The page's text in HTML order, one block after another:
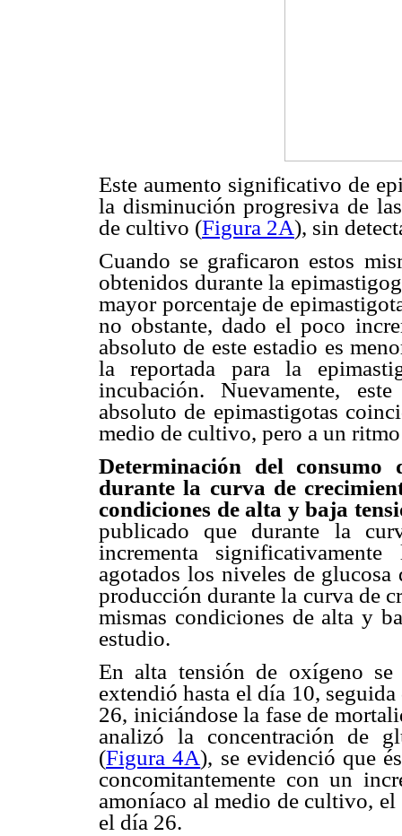
Este aumento significativo de
la disminución progresiva de
de cultivo (Figura 2A), sin
Cuando se graficaron estos
obtenidos durante la
mayor porcentaje de
no obstante, dado el poco
absoluto de este estadio es
la reportada para la
incubación. Nuevamente,
absoluto de epimastigotas
medio de cultivo, pero a un
Determinación del
durante la curva de
condiciones de alta y baja
publicado que durante la
incrementa
agotados los niveles de
producción durante la curva de
mismas condiciones de alta y
estudio.
En alta tensión de oxígeno
extendió hasta el día 10,
26, iniciándose la fase de
analizó la concentración de
(Figura 4A), se evidenció que
concomitantemente con un
amoníaco al medio de cultivo, el
el día 26.